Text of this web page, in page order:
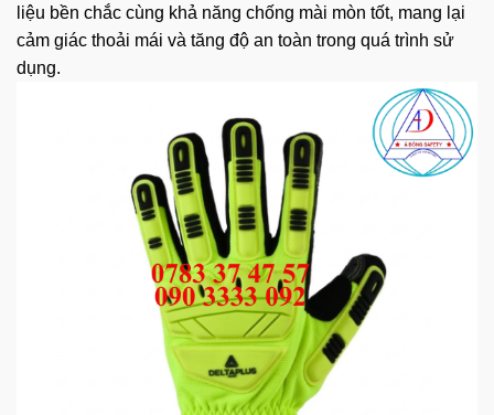
liệu bền chắc cùng khả năng chống mài mòn tốt, mang lại
cảm giác thoải mái và tăng độ an toàn trong quá trình sử
dụng.